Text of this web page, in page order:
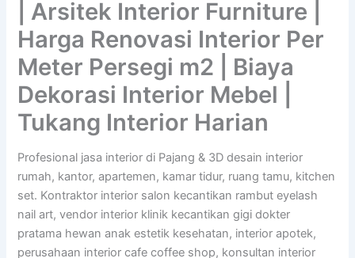
| Arsitek Interior Furniture |
Harga Renovasi Interior Per
Meter Persegi m2 | Biaya
Dekorasi Interior Mebel |
Tukang Interior Harian
Profesional jasa interior di Pajang & 3D desain interior
rumah, kantor, apartemen, kamar tidur, ruang tamu, kitchen
set. Kontraktor interior salon kecantikan rambut eyelash
nail art, vendor interior klinik kecantikan gigi dokter
pratama hewan anak estetik kesehatan, interior apotek,
perusahaan interior cafe coffee shop, konsultan interior